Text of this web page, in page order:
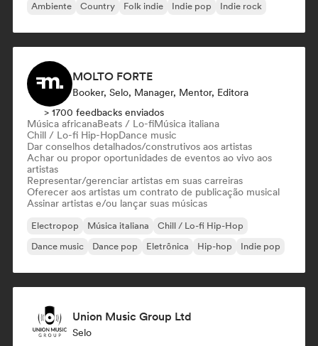
Ambiente
Country Folk indie Indie pop Indie rock
MOLTO FORTE
Booker, Selo, Manager, Mentor, Editora
> 1700 feedbacks enviados
Música africanaBeats / Lo-fiMúsica italiana
Chill / Lo-fi Hip-HopDance music
Dar conselhos detalhados/construtivos aos artistas
Achar ou propor oportunidades de eventos ao vivo aos
artistas
Representar/gerenciar artistas em suas carreiras
Oferecer aos artistas um contrato de publicação musical
Assinar artistas e/ou lançar suas músicas
Electropop Música italiana
Chill / Lo-fi Hip-Hop
Dance music
Dance pop Eletrônica Hip-hop Indie pop
Union Music Group Ltd
Selo